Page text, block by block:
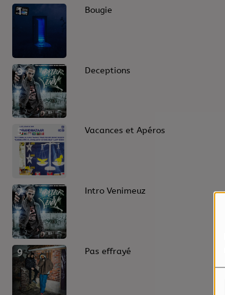
Fréquences
Recherche d'un titre
1 Bougie
3 Deceptions
5 Vacances et Apéros
7 Intro Venimeuz
9 Pas effrayé